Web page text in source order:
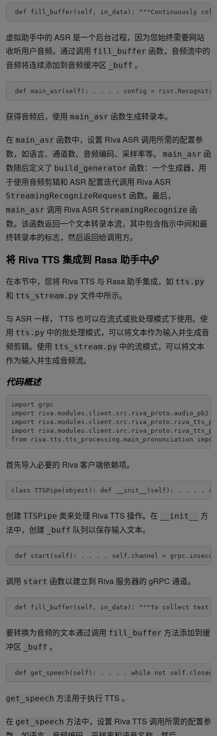
def fill_buffer(self, in_data): """Continuously
虚拟助手中的 ASR 是一个后台过程，因为您始终需要网站
收听用户音频。通过调用 fill_buffer 函数，音频流中的
音频将连续添加到音频缓冲区
_buff 。
def main_asr(self): . . . . config =
获得音频后，使用 main_asr 函数生成转录本。
在 main_asr 函数中，设置 Riva ASR 调用所需的配置参
数，如语言、通道数、音频编码、采样率等。
main_asr 函
数随后定义了 build_generator 函数：一个生成器，用
于使用音频剪辑和 ASR 配置迭代调用 Riva ASR
StreamingRecognizeRequest 函数。最后，
main_asr 调用 Riva ASR StreamingRecognize 函
数。该函数返回一个文本转录本流，其中包含指示中间和最
终转录本的标志，然后返回给调用方。
将 Riva TTS 集成到 Rasa 助手中
在本节中，您将 Riva TTS 与 Rasa 助手集成，如 tts.py
和 tts_stream.py 文件中所示。
与 ASR 一样， TTS 也可以在流式或批处理模式下使用。使
用 tts.py 中的批处理模式，可以将文本作为输入并生成音
频剪辑。使用 tts_stream.py 中的流模式，可以将文本
作为输入并生成音频流。
代码概述
import grpc
import riva.modules.client.src.riva_proto.audio_pb2
import
import
from riva.tts.tts_processing.main_pronunciation
首先导入必要的 Riva 客户端依赖项。
class TTSPipe(object): def __init__(self): . . . .
创建 TTSPipe 类来处理 Riva TTS 操作。在 __init__
方
法中，创建
_buff 队列以保存输入文本。
def start(self): . . . . self.channel =
调用 start 函数以建立到 Riva 服务器的 gRPC 通道。
def fill_buffer(self, in_data): """To collect text
要转换为音频的文本通过调用 fill_buffer 方法添加到缓
冲区
_buff 。
def get_speech(self): . . . . while not self.closed: if
get_speech 方法用于执行 TTS 。
在 get_speech 方法中，设置 Riva TTS 调用所需的配置参